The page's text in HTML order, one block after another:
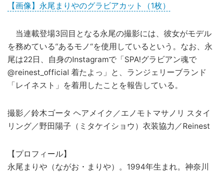
【画像】永尾まりやのグラビアカット（1枚）
当連載登場3回目となる永尾の撮影には、彼女がモデル
を務めている“あるモノ“を使用しているという。なお、永
尾は22日、自身のInstagramで「SPA!グラビアン魂で
@reinest_official 着たよっ」と、ランジェリーブランド
「レイネスト」を着用したことを報告している。
撮影／鈴木ゴータ ヘアメイク／エノモトマサノリ スタイ
リング／野田陽子（ミタケイショウ）衣装協力／Reinest
【プロフィール】
永尾まりや（ながお・まりや）。1994年生まれ。神奈川